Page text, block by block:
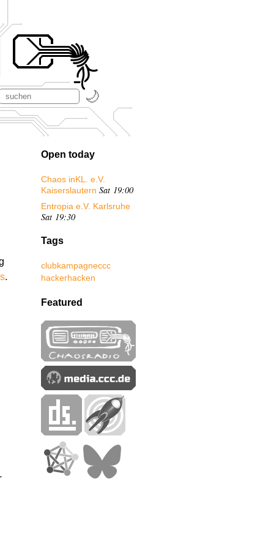
.
Open today
Chaos inKL. e.V.
Kaiserslautern Sat 19:00
Entropia e.V. Karlsruhe
Sat 19:30
Tags
clubkampagneccc
hackerhacken
Featured